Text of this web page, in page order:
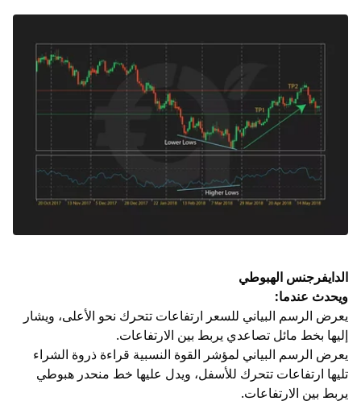
الدايفرجنس الهبوطي
ويحدث عندما:
يعرض الرسم البياني للسعر ارتفاعات تتحرك نحو الأعلى، ويشار
إليها بخط مائل تصاعدي يربط بين الارتفاعات.
يعرض الرسم البياني لمؤشر القوة النسبية قراءة ذروة الشراء
تليها ارتفاعات تتحرك للأسفل، ويدل عليها خط منحدر هبوطي
يربط بين الارتفاعات.